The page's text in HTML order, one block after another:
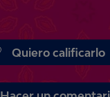
Quiero calificarlo